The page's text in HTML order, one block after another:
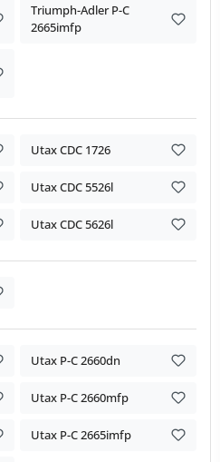
Triumph-Adler P-C
2665imfp
Utax CDC 1726
Utax CDC 5526l
Utax CDC 5626l
Utax P-C 2660dn
Utax P-C 2660mfp
Utax P-C 2665imfp